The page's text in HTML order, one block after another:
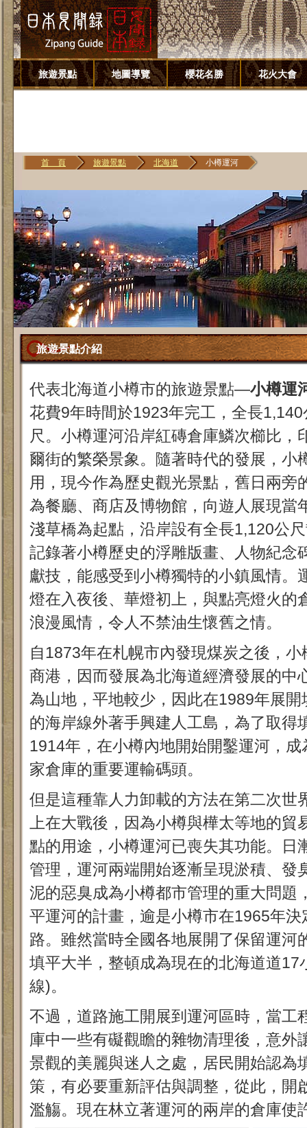
旅遊景點 地圖導覽 櫻花名勝 花火大會
首 頁 旅遊景點 北海道 小樽運河
旅遊景點介紹
代表北海道小樽市的旅遊景點—小樽運
花費9年時間於1923年完工，全長
尺。小樽運河沿岸紅磚倉庫鱗次櫛比，
爾街的繁榮景象。隨著時代的發展，小
用，現今作為歷史觀光景點，舊日兩旁
為餐廳、商店及博物館，向遊人展現當
淺草橋為起點，沿岸設有全長1,120公
記錄著小樽歷史的浮雕版畫、人物紀念
獻技，能感受到小樽獨特的小鎮風情。
燈在入夜後、華燈初上，與點亮燈火的
浪漫風情，令人不禁油生懷舊之情。
自1873年在札幌市內發現煤炭之後，
商港，因而發展為北海道經濟發展的中
為山地，平地較少，因此在1989年展
的海岸線外著手興建人工島，為了取得
1914年，在小樽內地開始開鑿運河，
家倉庫的重要運輸碼頭。
但是這種靠人力卸載的方法在第二次世
上在大戰後，因為小樽與樺太等地的
點的用途，小樽運河已喪失其功能。日
管理，運河兩端開始逐漸呈現淤積、發
泥的惡臭成為小樽都市管理的重大問題
平運河的計畫，逾是小樽市在1965年
路。雖然當時全國各地展開了保留運河
填平大半，整頓成為現在的北海道道17
線)。
不過，道路施工開展到運河區時，當工
庫中一些有礙觀瞻的雜物清理後，意外
景觀的美麗與迷人之處，居民開始認為
策，有必要重新評估與調整，從此，開
濫觴。現在林立著運河的兩岸的倉庫使